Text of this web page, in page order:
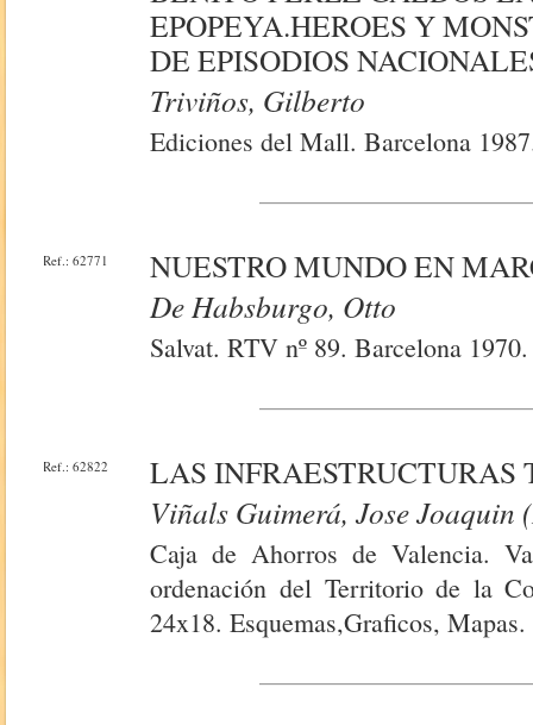
EPOPEYA.HEROES Y
DE EPISODIOS
Triviños, Gilberto
Ediciones del Mall. Barcelona
Ref.: 62771
NUESTRO MUNDO EN
De Habsburgo, Otto
Salvat. RTV nº 89. Barcelona
Ref.: 62822
LAS INFRAESTRUCTURAS
Viñals Guimerá, Jose Joaquin
Caja de Ahorros de Valencia.
ordenación del Territorio de la
24x18. Esquemas,Graficos, Mapas.